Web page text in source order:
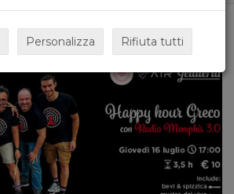
Personalizza Rifiuta tutti